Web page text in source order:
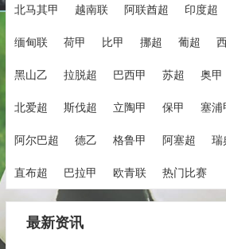
北马其甲 越南联 阿联酋超 印度超
缅甸联 荷甲 比甲 挪超 葡超
黑山乙 拉脱超 巴西甲 苏超 奥甲
北爱超 斯伐超 立陶甲 保甲 塞浦
阿尔巴超 德乙 格鲁甲 阿塞超 瑞
直布超 巴拉甲 欧青联 热门比赛
最新资讯